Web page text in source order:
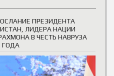
ПРЕЗИДЕНТА
ЛИДЕРА НАЦИИ
В ЧЕСТЬ НАВРУЗА
ГОДА